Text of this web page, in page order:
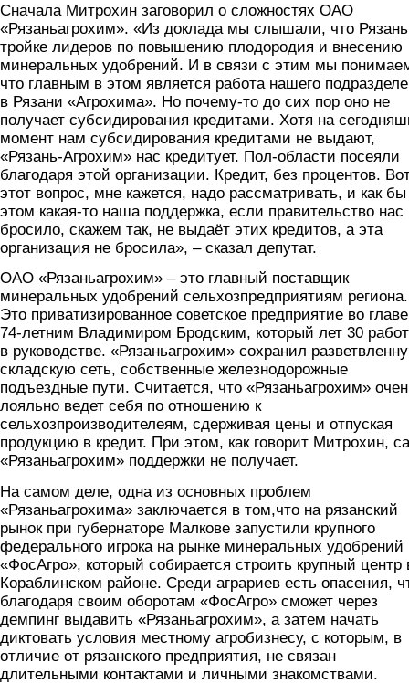
Сначала Митрохин заговорил о сложностях ОАО
«Рязаньагрохим». «Из доклада мы слышали, что
тройке лидеров по повышению плодородия и внесению
минеральных удобрений. И в связи с этим мы
что главным в этом является работа нашего
в Рязани «Агрохима». Но почему-то до сих пор оно не
получает субсидирования кредитами. Хотя на
момент нам субсидирования кредитами не выдают,
«Рязань-Агрохим» нас кредитует. Пол-области посеяли
благодаря этой организации. Кредит, без процентов.
этот вопрос, мне кажется, надо рассматривать, и как
этом какая-то наша поддержка, если правительство нас
бросило, скажем так, не выдаёт этих кредитов, а эта
организация не бросила», – сказал депутат.
ОАО «Рязаньагрохим» – это главный поставщик
минеральных удобрений сельхозпредприятиям региона.
Это приватизированное советское предприятие во
74-летним Владимиром Бродским, который лет 30
в руководстве. «Рязаньагрохим» сохранил
складскую сеть, собственные железнодорожные
подъездные пути. Считается, что «Рязаньагрохим»
лояльно ведет себя по отношению к
сельхозпроизводителеям, сдерживая цены и отпуская
продукцию в кредит. При этом, как говорит Митрохин,
«Рязаньагрохим» поддержки не получает.
На самом деле, одна из основных проблем
«Рязаньагрохима» заключается в том,что на рязанский
рынок при губернаторе Малкове запустили крупного
федерального игрока на рынке минеральных удобрений
«ФосАгро», который собирается строить крупный центр
Кораблинском районе. Среди аграриев есть опасения,
благодаря своим оборотам «ФосАгро» сможет через
демпинг выдавить «Рязаньагрохим», а затем начать
диктовать условия местному агробизнесу, с которым, в
отличие от рязанского предприятия, не связан
длительными контактами и личными знакомствами.